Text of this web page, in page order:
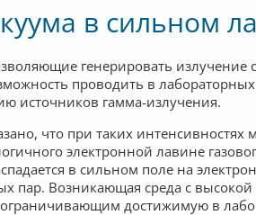
в сильном
генерировать излучение
проводить в
источников гамма-излучения.
что при таких интенсивностях
электронной лавине
в сильном поле на
пар. Возникающая среда с
достижимую в